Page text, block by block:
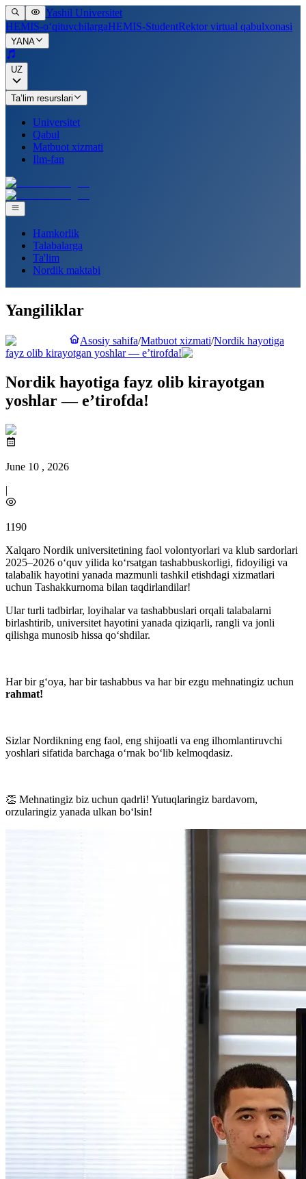
Yashil Universitet
HEMIS-o‘qituvchilargaHEMIS-StudentRektor virtual qabulxonasi
YANA
UZ
Ta’lim resurslari
Universitet
Qabul
Matbuot xizmati
Ilm-fan
Hamkorlik
Talabalarga
Ta'lim
Nordik maktabi
Yangiliklar
Asosiy sahifa/Matbuot xizmati/Nordik hayotiga
fayz olib kirayotgan yoshlar — e’tirofda!
Nordik hayotiga fayz olib kirayotgan
yoshlar — e’tirofda!
June 10 , 2026
|
1190
Xalqaro Nordik universitetining faol volontyorlari va klub sardorlari
2025–2026 o‘quv yilida ko‘rsatgan tashabbuskorligi, fidoyiligi va
talabalik hayotini yanada mazmunli tashkil etishdagi xizmatlari
uchun Tashakkurnoma bilan taqdirlandilar!
Ular turli tadbirlar, loyihalar va tashabbuslari orqali talabalarni
birlashtirib, universitet hayotini yanada qiziqarli, rangli va jonli
qilishga munosib hissa qo‘shdilar.
Har bir g‘oya, har bir tashabbus va har bir ezgu mehnatingiz uchun
rahmat!
Sizlar Nordikning eng faol, eng shijoatli va eng ilhomlantiruvchi
yoshlari sifatida barchaga o‘rnak bo‘lib kelmoqdasiz.
👏 Mehnatingiz biz uchun qadrli! Yutuqlaringiz bardavom,
orzularingiz yanada ulkan bo‘lsin!